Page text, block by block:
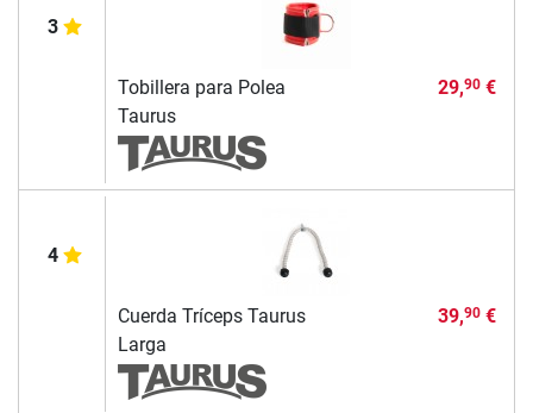
3
Tobillera para Polea
Taurus
29,90€
4
Cuerda Tríceps Taurus
Larga
39,90€